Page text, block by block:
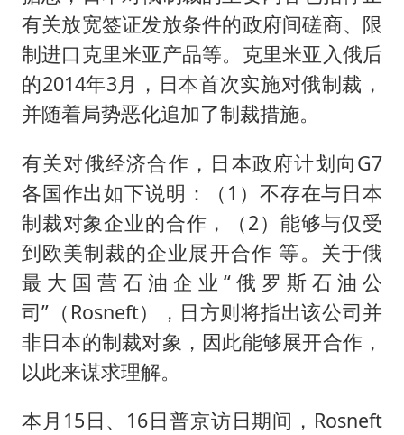
有关放宽签证发放条件的政府间磋商、限
制进口克里米亚产品等。克里米亚入俄后
的2014年3月，日本首次实施对俄制裁，
并随着局势恶化追加了制裁措施。
有关对俄经济合作，日本政府计划向G7
各国作出如下说明：（1）不存在与日本
制裁对象企业的合作，（2）能够与仅受
到欧美制裁的企业展开合作 等。关于俄
最大国营石油企业“俄罗斯石油公
司”（Rosneft），日方则将指出该公司并
非日本的制裁对象，因此能够展开合作，
以此来谋求理解。
本月15日、16日普京访日期间，Rosneft